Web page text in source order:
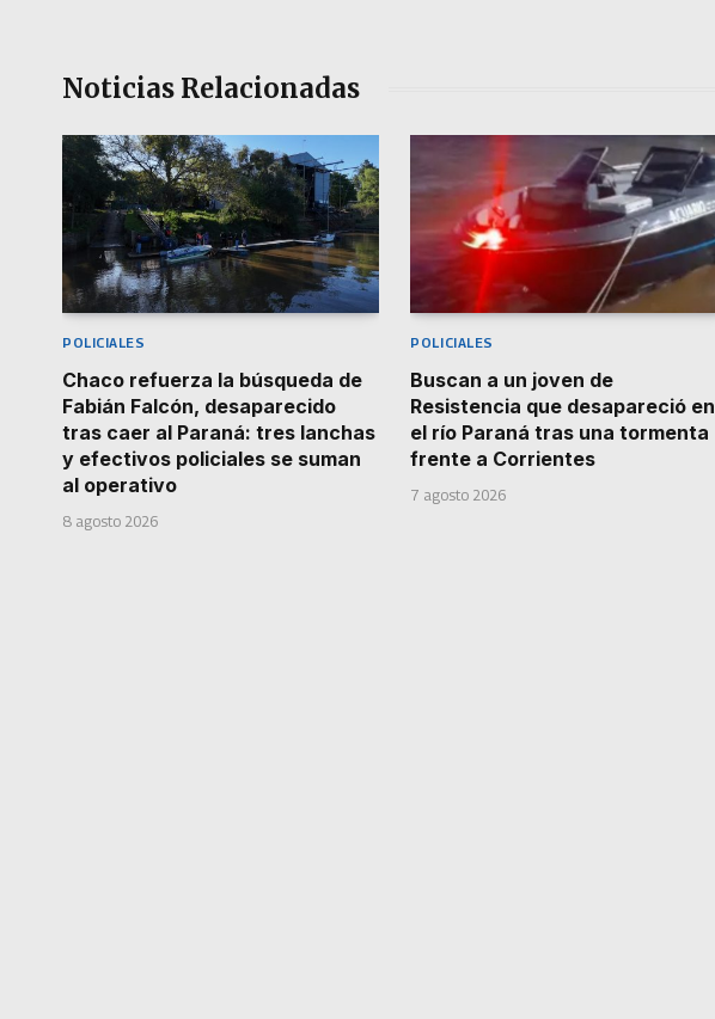
Noticias Relacionadas
POLICIALES
Chaco refuerza la búsqueda de
Fabián Falcón, desaparecido
tras caer al Paraná: tres lanchas
y efectivos policiales se suman
al operativo
8 agosto 2026
POLICIALES
Buscan a un joven de
Resistencia que desapareció en
el río Paraná tras una tormenta
frente a Corrientes
7 agosto 2026